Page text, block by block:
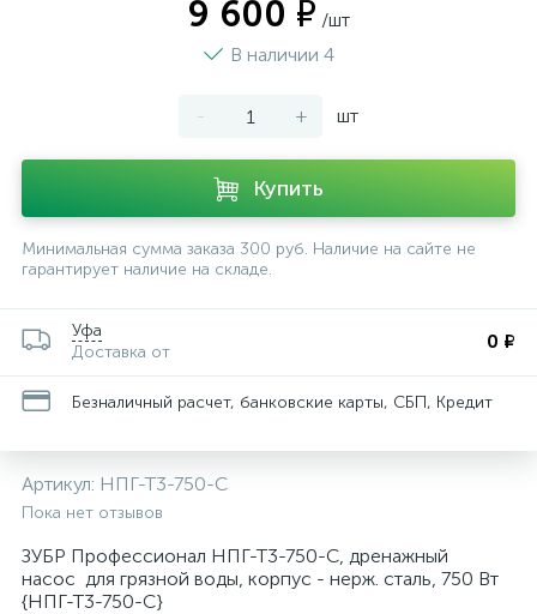
9 600 ₽ /шт
В наличии 4
- + шт
Купить
Минимальная сумма заказа 300 руб. Наличие на сайте не
гарантирует наличие на складе.
Уфа
Доставка от
0 ₽
Безналичный расчет, банковские карты, СБП, Кредит
Артикул: НПГ-Т3-750-С
Пока нет отзывов
ЗУБР Профессионал НПГ-Т3-750-С, дренажный
насос для грязной воды, корпус - нерж. сталь, 750 Вт
{НПГ-Т3-750-С}